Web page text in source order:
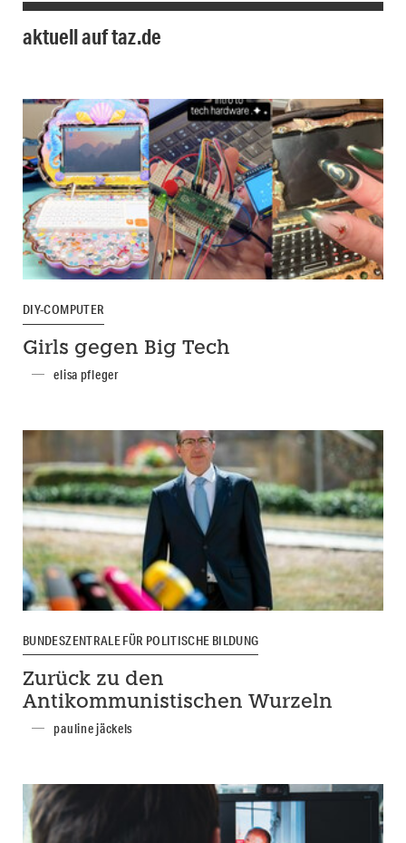
aktuell auf taz.de
DIY-COMPUTER
Girls gegen Big Tech
elisa pfleger
BUNDESZENTRALE FÜR POLITISCHE BILDUNG
Zurück zu den
Antikommunistischen Wurzeln
pauline jäckels